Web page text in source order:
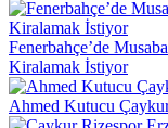
Fenerbahçe’de
Kiralamak İstiyor
Ahmed Kutucu